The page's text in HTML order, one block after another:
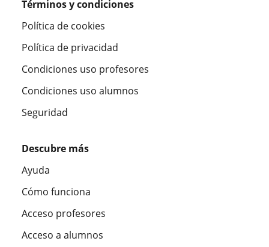
Términos y condiciones
Política de cookies
Política de privacidad
Condiciones uso profesores
Condiciones uso alumnos
Seguridad
Descubre más
Ayuda
Cómo funciona
Acceso profesores
Acceso a alumnos